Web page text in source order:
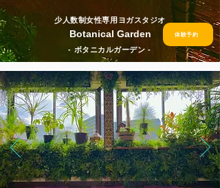
少人数制女性専用ヨガスタジオ
- ボタニカルガーデン -
Botanical Garden 体験予約